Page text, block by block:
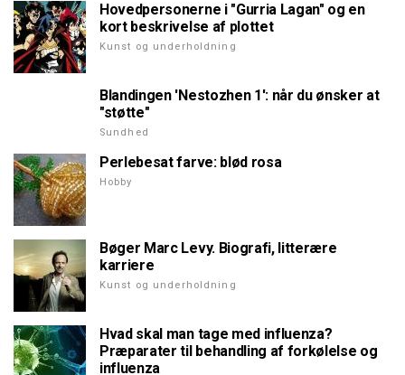
Hovedpersonerne i "Gurria Lagan" og en
kort beskrivelse af plottet
Kunst og underholdning
Blandingen 'Nestozhen 1': når du ønsker at
"støtte"
Sundhed
Perlebesat farve: blød rosa
Hobby
Bøger Marc Levy. Biografi, litterære
karriere
Kunst og underholdning
Hvad skal man tage med influenza?
Præparater til behandling af forkølelse og
influenza